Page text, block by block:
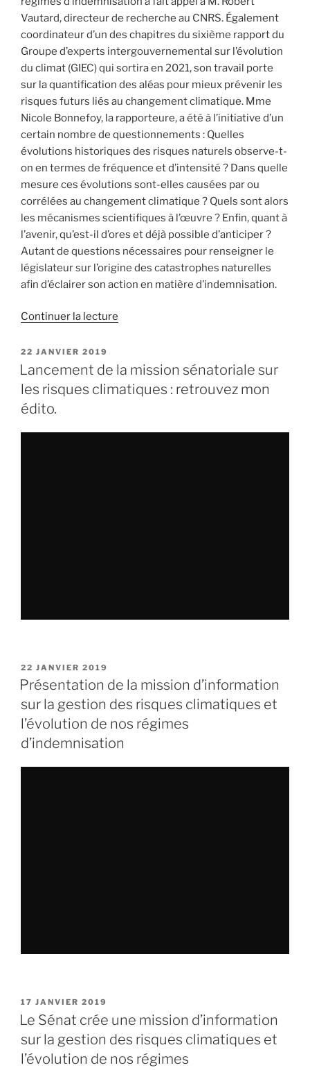
Vautard, directeur de recherche au CNRS. Également
coordinateur d’un des chapitres du sixième rapport du
Groupe d’experts intergouvernemental sur l’évolution
du climat (GIEC) qui sortira en 2021, son travail porte
sur la quantification des aléas pour mieux prévenir les
risques futurs liés au changement climatique. Mme
Nicole Bonnefoy, la rapporteure, a été à l’initiative d’un
certain nombre de questionnements : Quelles
évolutions historiques des risques naturels observe-t-
on en termes de fréquence et d’intensité ? Dans quelle
mesure ces évolutions sont-elles causées par ou
corrélées au changement climatique ? Quels sont alors
les mécanismes scientifiques à l’œuvre ? Enfin, quant à
l’avenir, qu’est-il d’ores et déjà possible d’anticiper ?
Autant de questions nécessaires pour renseigner le
législateur sur l’origine des catastrophes naturelles
afin d’éclairer son action en matière d’indemnisation.
Continuer la lecture
anticiper
les
risques
nous
PUBLIÉ
LE
22 JANVIER 2019
Lancement de la mission sénatoriale sur
les risques climatiques : retrouvez mon
édito.
PUBLIÉ
LE
22 JANVIER 2019
Présentation de la mission d’information
sur la gestion des risques climatiques et
l’évolution de nos régimes
d’indemnisation
PUBLIÉ
LE
17 JANVIER 2019
Le Sénat crée une mission d’information
sur la gestion des risques climatiques et
l’évolution de nos régimes